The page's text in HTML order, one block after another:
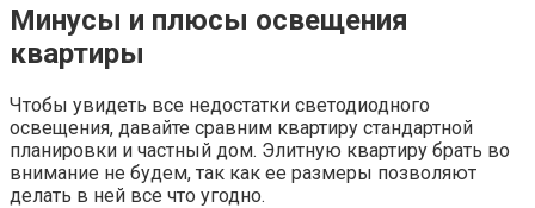
Минусы и плюсы освещения
квартиры
Чтобы увидеть все недостатки светодиодного
освещения, давайте сравним квартиру стандартной
планировки и частный дом. Элитную квартиру брать во
внимание не будем, так как ее размеры позволяют
делать в ней все что угодно.